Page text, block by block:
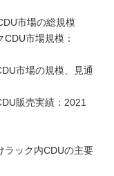
市場の総規模
市場規模：
市場の規模、見通
販売実績：2021
ラック内CDUの主要